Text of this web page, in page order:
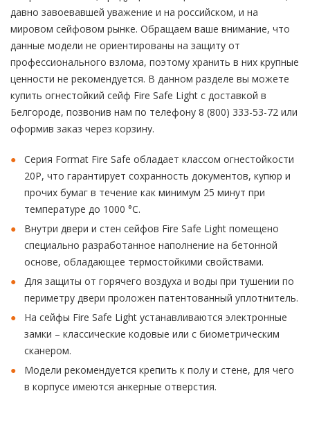
давно завоевавшей уважение и на российском, и на
мировом сейфовом рынке. Обращаем ваше внимание, что
данные модели не ориентированы на защиту от
профессионального взлома, поэтому хранить в них крупные
ценности не рекомендуется. В данном разделе вы можете
купить огнестойкий сейф Fire Safe Light с доставкой в
Белгороде, позвонив нам по телефону 8 (800) 333-53-72 или
оформив заказ через корзину.
Серия Format Fire Safe обладает классом огнестойкости
20P, что гарантирует сохранность документов, купюр и
прочих бумаг в течение как минимум 25 минут при
температуре до 1000 °C.
Внутри двери и стен сейфов Fire Safe Light помещено
специально разработанное наполнение на бетонной
основе, обладающее термостойкими свойствами.
Для защиты от горячего воздуха и воды при тушении по
периметру двери проложен патентованный уплотнитель.
На сейфы Fire Safe Light устанавливаются электронные
замки – классические кодовые или с биометрическим
сканером.
Модели рекомендуется крепить к полу и стене, для чего
в корпусе имеются анкерные отверстия.